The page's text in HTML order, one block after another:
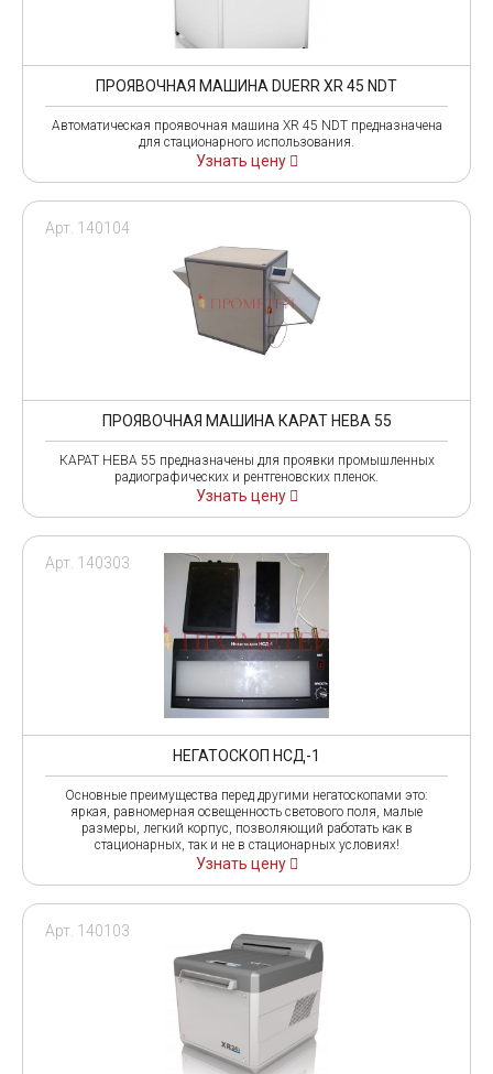
ПРОЯВОЧНАЯ МАШИНА DUERR XR 45 NDT
Автоматическая проявочная машина XR 45 NDT предназначена
для стационарного использования.
Узнать цену
Арт. 140104
ПРОЯВОЧНАЯ МАШИНА КАРАТ НЕВА 55
КАРАТ НЕВА 55 предназначены для проявки промышленных
радиографических и рентгеновских пленок.
Узнать цену
Арт. 140303
НЕГАТОСКОП НСД-1
Основные преимущества перед другими негатоскопами это:
яркая, равномерная освещенность светового поля, малые
размеры, легкий корпус, позволяющий работать как в
стационарных, так и не в стационарных условиях!
Узнать цену
Арт. 140103